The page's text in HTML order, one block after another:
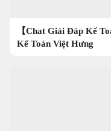
【Chat Giải Đáp Kế
Kế Toán Việt Hưng